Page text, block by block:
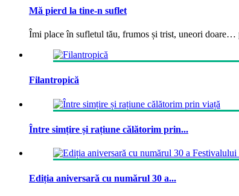
Mă pierd la tine-n suflet
Îmi place în sufletul tău, frumos și trist, uneori doare…
Filantropică
Între simțire și rațiune călătorim prin...
Ediția aniversară cu numărul 30 a...